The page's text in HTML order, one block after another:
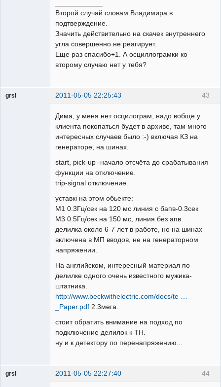
Второй случай словам Владимира в
подтверждение.
Значить действительно на скачек внутреннего
угла совершенно не реагирует.
Еще раз спасибо+1. А осциллограмки ко
второму случаю нет у тебя?
43
grsl 2011-05-05 22:25:43
Дима, у меня нет осцилограм, надо вобще у
клиента покопаться будет в архиве, там много
интересных случаев было :-) включая КЗ на
генераторе, на шинах.
start, pick-up -начало отсчёта до срабатывания
функции на отключение.
trip-signal отключение.
уставкi на этом обьекте:
М1 0.3Гц/сек на 120 мс линия с бапв-0.3сек
М3 0.5Гц/сек на 150 мс, линия без апв
делилка около 6-7 лет в работе, но на шинах
включена в МП вводов, не на генераторном
напряжении.
На английском, интересный материал по
делилке одного очень известного мужика-
штатника.
http://www.beckwithelectric.com/docs/te …
_Paper.pdf 2.3мега.
стоит обратить внимание на подход по
подключение делилок к ТН.
ну и к детектору по перенапряжению...
44
grsl 2011-05-05 22:27:40